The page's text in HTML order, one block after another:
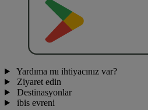
Yardıma mı ihtiyacınız var?
Ziyaret edin
Destinasyonlar
ibis evreni